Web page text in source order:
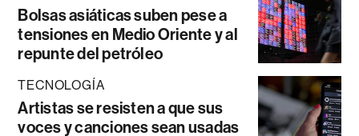
Bolsas asiáticas suben pese a
tensiones en Medio Oriente y al
repunte del petróleo
TECNOLOGÍA
Artistas se resisten a que sus
voces y canciones sean usadas